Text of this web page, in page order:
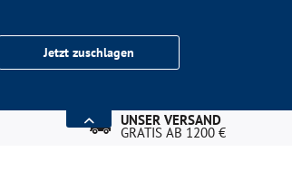
Jetzt zuschlagen
UNSER VERSAND
GRATIS AB 1200 €